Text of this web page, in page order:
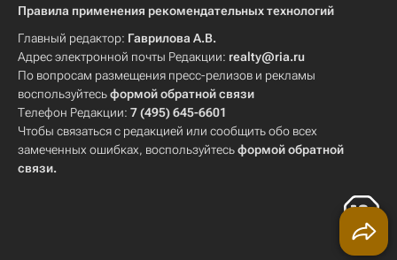
Правила применения рекомендательных технологий
Главный редактор: Гаврилова А.В.
Адрес электронной почты Редакции: realty@ria.ru
По вопросам размещения пресс-релизов и рекламы
воспользуйтесьформой обратной связи
Телефон Редакции: 7 (495) 645-6601
Чтобы связаться с редакцией или сообщить обо всех
замеченных ошибках, воспользуйтесьформой обратной
связи.